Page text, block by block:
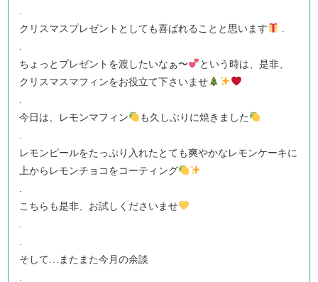
クリスマスプレゼントとしても喜ばれることと思います
ちょっとプレゼントを渡したいなぁ〜
という時は、是非、
クリスマスマフィンをお役立て下さいませ
今日は、レモンマフィン
も久しぶりに焼きました
レモンピールをたっぷり入れたとても爽やかなレモンケーキに
上からレモンチョコをコーティング
こちらも是非、お試しくださいませ
そして…またまた今月の余談